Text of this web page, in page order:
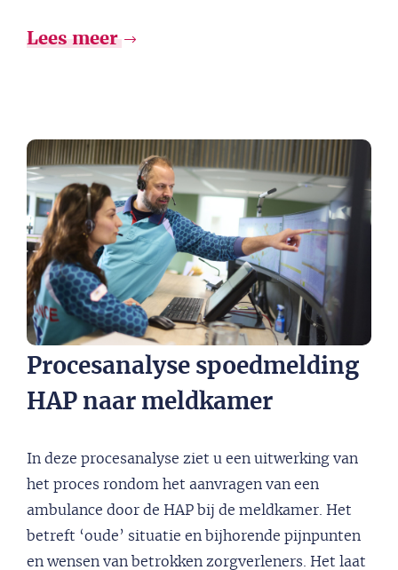
Lees meer
Procesanalyse spoedmelding
HAP naar meldkamer
In deze procesanalyse ziet u een uitwerking van
het proces rondom het aanvragen van een
ambulance door de HAP bij de meldkamer. Het
betreft ‘oude’ situatie en bijhorende pijnpunten
en wensen van betrokken zorgverleners. Het laat